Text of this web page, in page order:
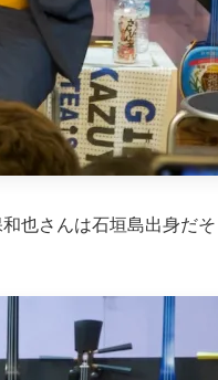
也さんは石垣島出身だ